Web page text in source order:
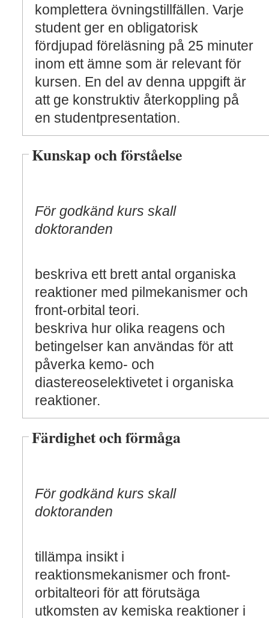
komplettera övningstillfällen. Varje
student ger en obligatorisk
fördjupad föreläsning på 25 minuter
inom ett ämne som är relevant för
kursen. En del av denna uppgift är
att ge konstruktiv återkoppling på
en studentpresentation.
Kunskap och förståelse
För godkänd kurs skall
doktoranden
beskriva ett brett antal organiska
reaktioner med pilmekanismer och
front-orbital teori.
beskriva hur olika reagens och
betingelser kan användas för att
påverka kemo- och
diastereoselektivetet i organiska
reaktioner.
Färdighet och förmåga
För godkänd kurs skall
doktoranden
tillämpa insikt i
reaktionsmekanismer och front-
orbitalteori för att förutsäga
utkomsten av kemiska reaktioner i